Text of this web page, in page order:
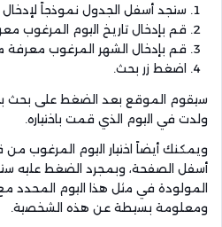
ستجد أسفل الجدول نموذجاً لإدخال
قم بإدخال تاريخ اليوم المرغوب
قم بإدخال الشهر المرغوب معرفة
اضغط زر بحث.
سيقوم الموقع بعد الضغط على بحث
ولدت في اليوم الذي قمت باختياره.
ويمكنك أيضاً اختيار اليوم المرغوب من
أسفل الصفحة، وبمجرد الضغط عليه
المولودة في مثل هذا اليوم المحدد
ومعلومة بسيطة عن هذه الشخصية.